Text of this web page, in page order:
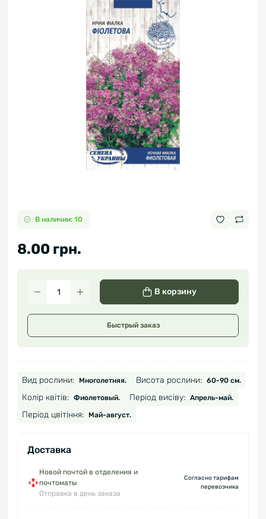
В наличии: 10
8.00 грн.
В корзину
Быстрый заказ
Вид рослини: Многолетняя. Висота рослини: 60-90 см.
Колір квітів: Фиолетовый. Період висіву: Апрель-май.
Період цвітіння: Май-август.
Доставка
Новой почтой в отделения и
почтоматы
Отправка в день заказа
Согласно тарифам
перевозчика